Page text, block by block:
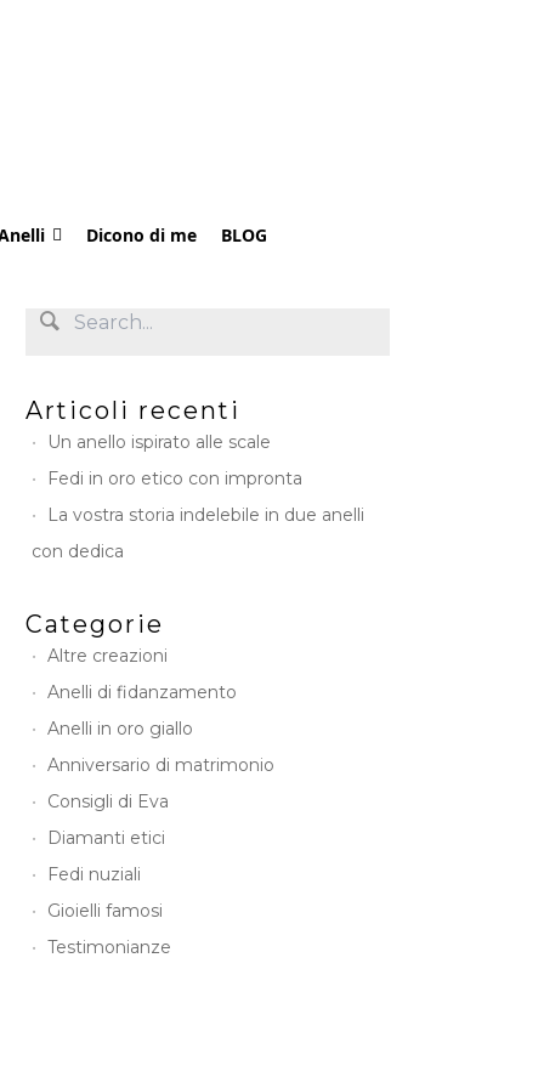
Dicono di me BLOG
Articoli recenti
Un anello ispirato alle scale
Fedi in oro etico con impronta
La vostra storia indelebile in due anelli
con dedica
Categorie
Altre creazioni
Anelli di fidanzamento
Anelli in oro giallo
Anniversario di matrimonio
Consigli di Eva
Diamanti etici
Fedi nuziali
Gioielli famosi
Testimonianze